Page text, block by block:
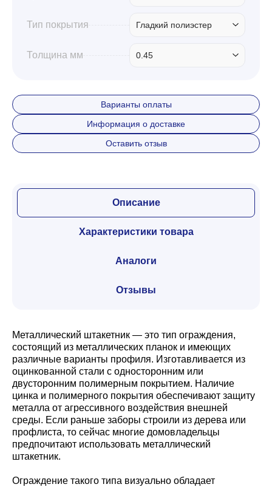
Тип покрытия Гладкий полиэстер
Толщина мм 0.45
Варианты оплаты
Информация о доставке
Оставить отзыв
Описание
Характеристики товара
Аналоги
Отзывы
Металлический штакетник — это тип ограждения,
состоящий из металлических планок и имеющих
различные варианты профиля. Изготавливается из
оцинкованной стали с односторонним или
двусторонним полимерным покрытием. Наличие
цинка и полимерного покрытия обеспечивают защиту
металла от агрессивного воздействия внешней
среды. Если раньше заборы строили из дерева или
профлиста, то сейчас многие домовладельцы
предпочитают использовать металлический
штакетник.
Ограждение такого типа визуально обладает